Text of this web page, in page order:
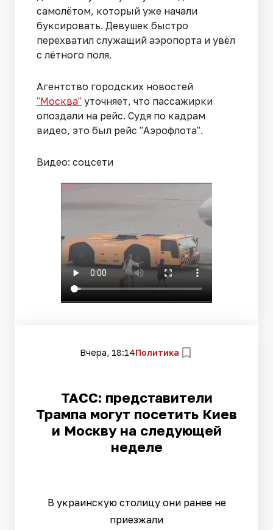
самолётом, который уже начали
буксировать. Девушек быстро
перехватил служащий аэропорта и увёл
с лётного поля.
Агентство городских новостей
"Москва" уточняет, что пассажирки
опоздали на рейс. Судя по кадрам
видео, это был рейс "Аэрофлота".
Видео: соцсети
Вчера, 18:14Политика
ТАСС: представители
Трампа могут посетить Киев
и Москву на следующей
неделе
В украинскую столицу они ранее не
приезжали